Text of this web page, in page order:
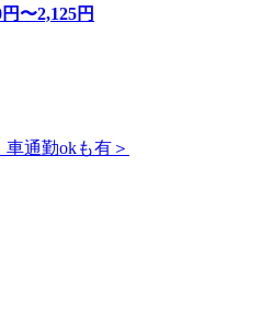
円〜2,125円
通勤okも有＞